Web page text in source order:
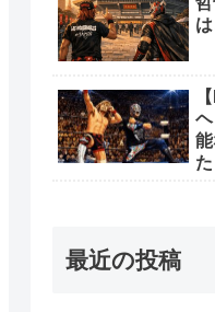
最近の投稿